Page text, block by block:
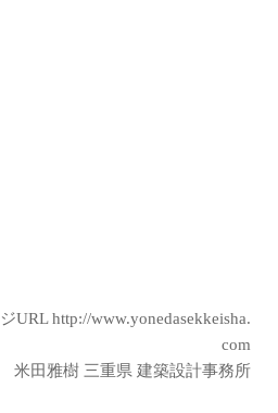
URLhttp://www.yonedasekkeisha.
com
米田雅樹 三重県 建築設計事務所